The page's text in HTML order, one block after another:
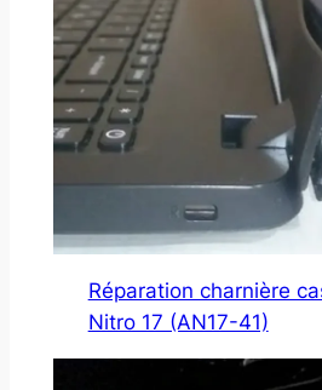
Réparation charnière
Nitro 17 (AN17-41)